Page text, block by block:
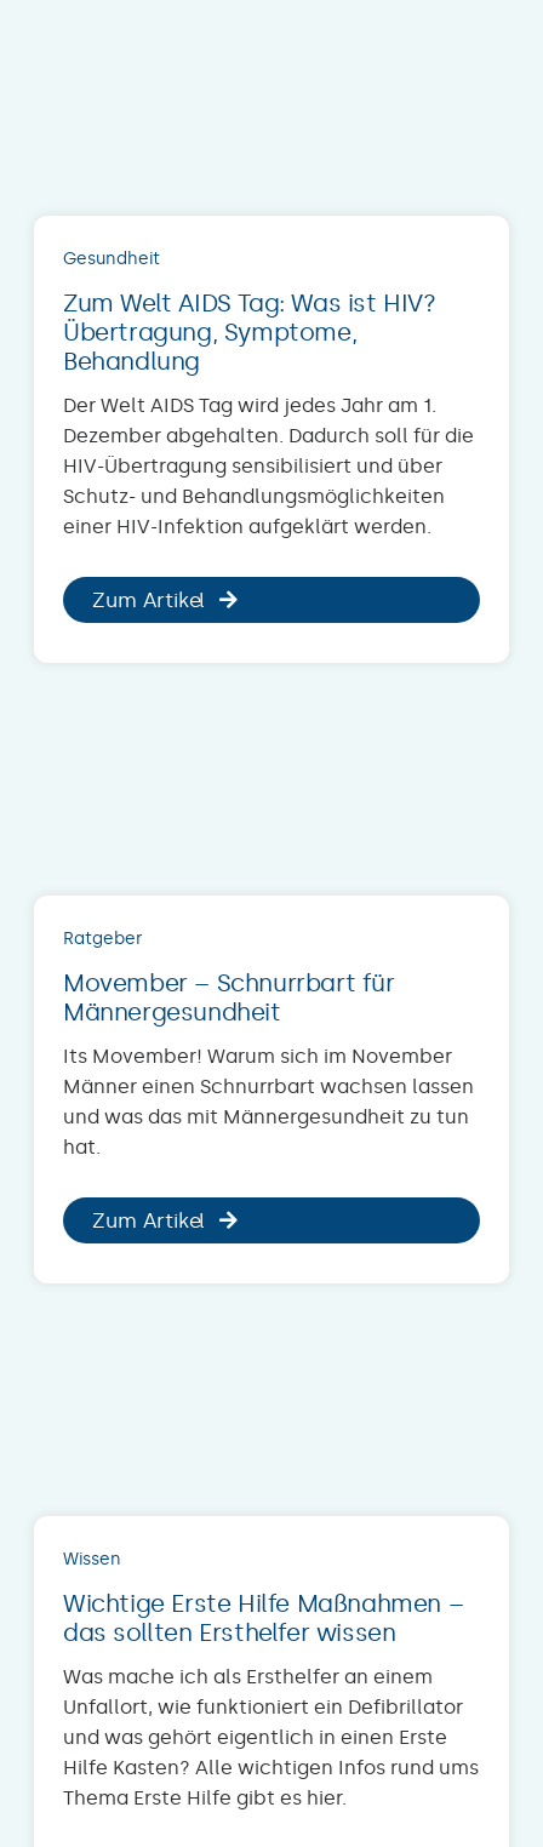
Gesundheit
Zum Welt AIDS Tag: Was ist HIV?
Übertragung, Symptome,
Behandlung
Der Welt AIDS Tag wird jedes Jahr am 1.
Dezember abgehalten. Dadurch soll für die
HIV-Übertragung sensibilisiert und über
Schutz- und Behandlungsmöglichkeiten
einer HIV-Infektion aufgeklärt werden.
Zum Artikel
Ratgeber
Movember – Schnurrbart für
Männergesundheit
Its Movember! Warum sich im November
Männer einen Schnurrbart wachsen lassen
und was das mit Männergesundheit zu tun
hat.
Zum Artikel
Wissen
Wichtige Erste Hilfe Maßnahmen –
das sollten Ersthelfer wissen
Was mache ich als Ersthelfer an einem
Unfallort, wie funktioniert ein Defibrillator
und was gehört eigentlich in einen Erste
Hilfe Kasten? Alle wichtigen Infos rund ums
Thema Erste Hilfe gibt es hier.